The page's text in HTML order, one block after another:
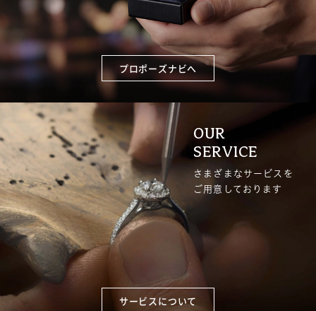
プロポーズナビへ
OUR
SERVICE
さまざまなサービスを
ご用意しております
サービスについて